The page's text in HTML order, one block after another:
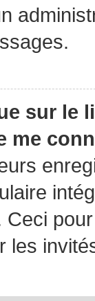
sur le
me
Ceci
les